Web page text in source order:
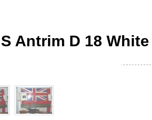
Antrim D 18